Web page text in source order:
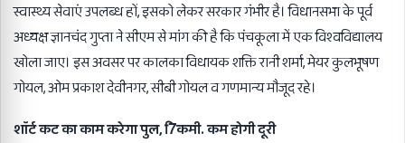
स्वास्थ्य सेवाएं उपलब्ध हों, इसको लेकर सरकार गंभीर है। विधानसभा के पूर्व
अध्यक्ष ज्ञानचंद गुप्ता ने सीएम से मांग की है कि पंचकूला में एक विश्वविद्यालय
खोला जाए। इस अवसर पर कालका विधायक शक्ति रानी शर्मा, मेयर कुलभूषण
गोयल, ओम प्रकाश देवीनगर, सीबी गोयल व गणमान्य मौजूद रहे।
शाॅर्ट कट का काम करेगा पुल, 7िकमी. कम होगी दूरी